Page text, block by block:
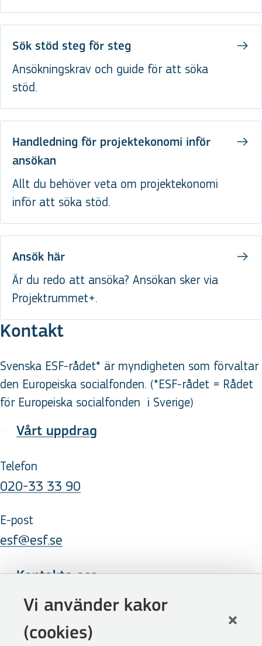
Vi använder kakor
(cookies)
Sök stöd steg för steg
Ansökningskrav och guide för att söka
stöd.
Handledning för projektekonomi inför
ansökan
Allt du behöver veta om projektekonomi
inför att söka stöd.
Ansök här
Är du redo att ansöka? Ansökan sker via
Projektrummet+.
Kontakt
Svenska ESF-rådet* är myndigheten som förvaltar
den Europeiska socialfonden. (*ESF-rådet = Rådet
för Europeiska socialfonden i Sverige)
Vårt uppdrag
Telefon
020-33 33 90
E-post
esf@esf.se
Kontakta oss
Följ oss
LinkedIn